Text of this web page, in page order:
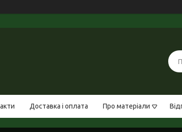
Доставка і оплата Про матеріали